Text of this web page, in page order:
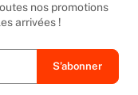
nos promotions
arrivées !